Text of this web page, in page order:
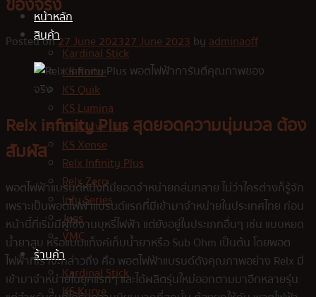
หน้าหลัก
สินค้า
Kardinal Stick
KS Kurve
KS Quik
KS Lumina
KS Kurve Lite
KS Xense
Relx Infinity Plus
Relx Zero
Infy Series
Jues
VMC
ร้านค้า
Kardinal Stick
KS Kurve
ของจริง
Posted on27 June 202327 June 2023byadminaoff
Relx infinity Plus สุดยอดความนุ่มนวล ต้อง
สัมผัส
พอตไฟฟ้าแบรนด์หนึ่งที่มียอดจำหน่ายถล่มทลาย ไม่ว่าใครต่างก็รู้จัก
เพราะเป็นพอตไฟฟ้าแบรนด์แรกที่มีเข้ามาจำหน่ายในประเทศไทย ก่อน
หน้านี้ที่เริ่มมีผู้ใช้งานบุหรี่ไฟฟ้า แต่ยังอยู่ในประเภทอื่นๆ เช่น แบบหยด
น้ำยาสูบ หรือแบบแท็งค์เก็บน้ำยาหรือ Sub Ohm เป็นต้น โดยพอต
ไฟฟ้าที่เราจะกล่าวถึง คือ พอตไฟฟ้าแบรนด์ดังคุณภาพอย่าง Relx มี
เข้ามาจำหน่ายในยุคแรกๆ และได้ผลิตรุ่นใหม่ออกตามมาอีกหลายรุ่น